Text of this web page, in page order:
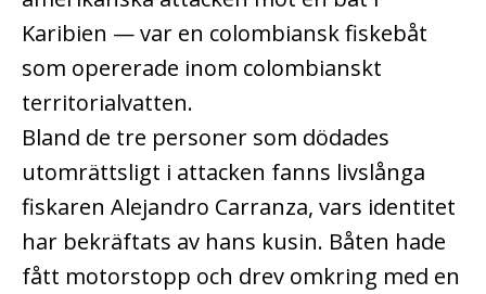
Karibien — var en colombiansk fiskebåt
som opererade inom colombianskt
territorialvatten.
Bland de tre personer som dödades
utomrättsligt i attacken fanns livslånga
fiskaren Alejandro Carranza, vars identitet
har bekräftats av hans kusin. Båten hade
fått motorstopp och drev omkring med en